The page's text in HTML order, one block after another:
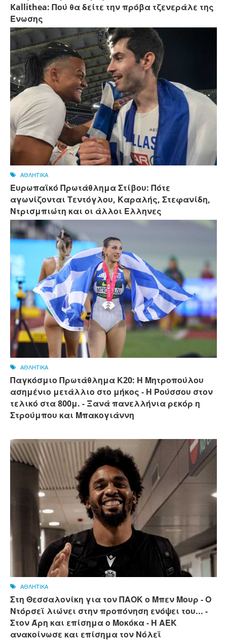
Kallithea: Πού θα δείτε την πρόβα τζενεράλε της
Ένωσης
ΑΘΛΗΤΙΚΑ
Ευρωπαϊκό Πρωτάθλημα Στίβου: Πότε
αγωνίζονται Τεντόγλου, Καραλής, Στεφανίδη,
Ντρισμπιώτη και οι άλλοι Ελληνες
ΑΘΛΗΤΙΚΑ
Παγκόσμιο Πρωτάθλημα Κ20: Η Μητροπούλου
ασημένιο μετάλλιο στο μήκος - Η Ρούσσου στον
τελικό στα 800μ. - Ξανά πανελλήνια ρεκόρ η
Στρούμπου και Μπακογιάννη
ΑΘΛΗΤΙΚΑ
Στη Θεσσαλονίκη για τον ΠΑΟΚ ο Μπεν Μουρ - Ο
Ντόρσεϊ λιώνει στην προπόνηση ενόψει του... -
Στον Άρη και επίσημα ο Μοκόκα - Η ΑΕΚ
ανακοίνωσε και επίσημα τον Νόλεϊ